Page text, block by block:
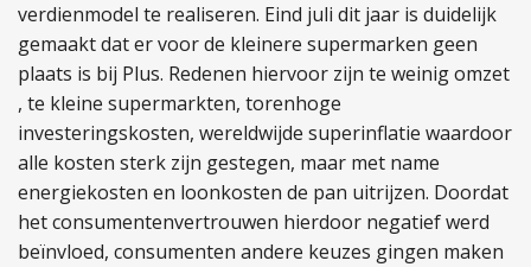
verdienmodel te realiseren. Eind juli dit jaar is duidelijk
gemaakt dat er voor de kleinere supermarken geen
plaats is bij Plus. Redenen hiervoor zijn te weinig omzet
, te kleine supermarkten, torenhoge
investeringskosten, wereldwijde superinflatie waardoor
alle kosten sterk zijn gestegen, maar met name
energiekosten en loonkosten de pan uitrijzen. Doordat
het consumentenvertrouwen hierdoor negatief werd
beïnvloed, consumenten andere keuzes gingen maken